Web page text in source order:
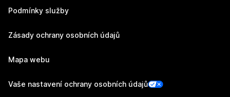
Podmínky služby
Zásady ochrany osobních údajů
Mapa webu
Vaše nastavení ochrany osobních údajů